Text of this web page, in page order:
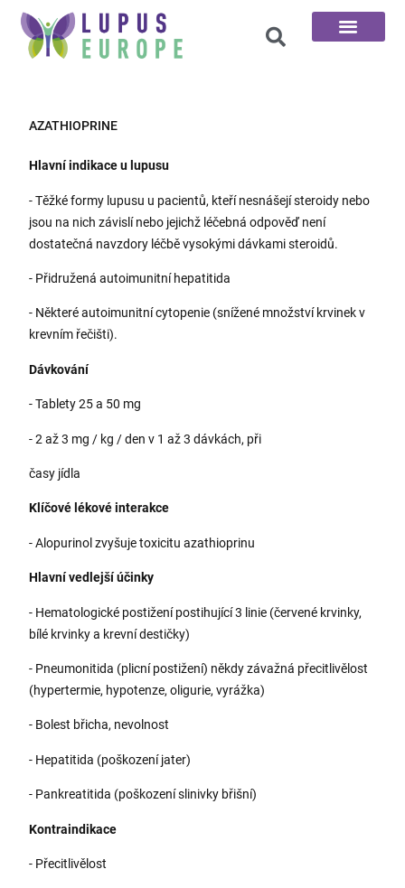
AZATHIOPRINE
Hlavní indikace u lupusu
- Těžké formy lupusu u pacientů, kteří nesnášejí steroidy nebo
jsou na nich závislí nebo jejichž léčebná odpověď není
dostatečná navzdory léčbě vysokými dávkami steroidů.
- Přidružená autoimunitní hepatitida
- Některé autoimunitní cytopenie (snížené množství krvinek v
krevním řečišti).
Dávkování
- Tablety 25 a 50 mg
- 2 až 3 mg / kg / den v 1 až 3 dávkách, při
časy jídla
Klíčové lékové interakce
- Alopurinol zvyšuje toxicitu azathioprinu
Hlavní vedlejší účinky
- Hematologické postižení postihující 3 linie (červené krvinky,
bílé krvinky a krevní destičky)
- Pneumonitida (plicní postižení) někdy závažná přecitlivělost
(hypertermie, hypotenze, oligurie, vyrážka)
- Bolest břicha, nevolnost
- Hepatitida (poškození jater)
- Pankreatitida (poškození slinivky břišní)
Kontraindikace
- Přecitlivělost